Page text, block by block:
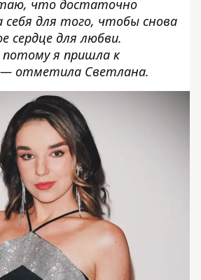
что достаточно
себя для того, чтобы снова
сердце для любви.
я пришла к
— отметила Светлана.